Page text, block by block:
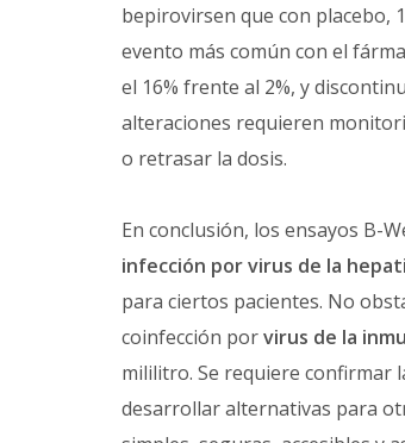
bepirovirsen que con placebo,
evento más común con el
el 16% frente al 2%, y
alteraciones requieren
o retrasar la dosis.
En conclusión, los ensayos B-
infección por virus de la
para ciertos pacientes. No
coinfección porvirus de la
mililitro. Se requiere confirmar
desarrollar alternativas para